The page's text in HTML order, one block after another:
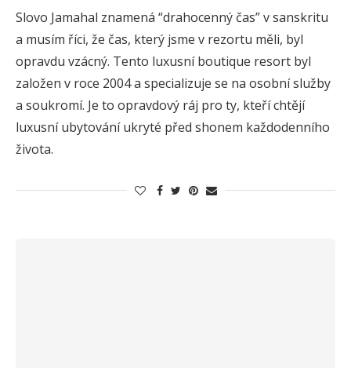
Slovo Jamahal znamená “drahocenný čas” v sanskritu
a musím říci, že čas, který jsme v rezortu měli, byl
opravdu vzácný. Tento luxusní boutique resort byl
založen v roce 2004 a specializuje se na osobní služby
a soukromí. Je to opravdový ráj pro ty, kteří chtějí
luxusní ubytování ukryté před shonem každodenního
života.